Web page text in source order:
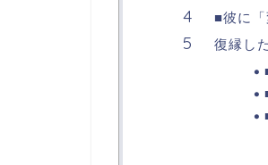
■彼に
復縁し